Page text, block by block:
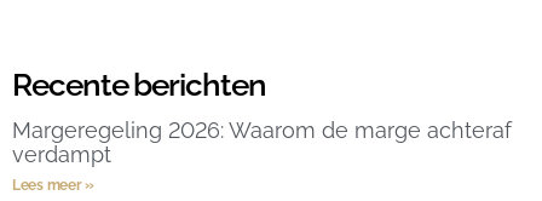
Recente berichten
Margeregeling 2026: Waarom de marge achteraf
verdampt
Lees meer »